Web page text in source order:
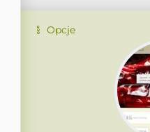
Opcje